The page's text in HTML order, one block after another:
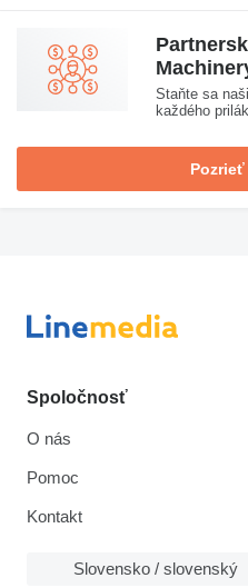
Staňte sa
každého
Spoločnosť
O nás
Pomoc
Kontakt
Slovensko / slovenský